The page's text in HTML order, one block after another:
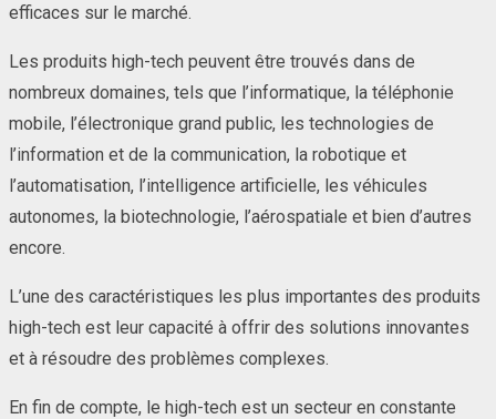
efficaces sur le marché.
Les produits high-tech peuvent être trouvés dans de
nombreux domaines, tels que l’informatique, la téléphonie
mobile, l’électronique grand public, les technologies de
l’information et de la communication, la robotique et
l’automatisation, l’intelligence artificielle, les véhicules
autonomes, la biotechnologie, l’aérospatiale et bien d’autres
encore.
L’une des caractéristiques les plus importantes des produits
high-tech est leur capacité à offrir des solutions innovantes
et à résoudre des problèmes complexes.
En fin de compte, le high-tech est un secteur en constante